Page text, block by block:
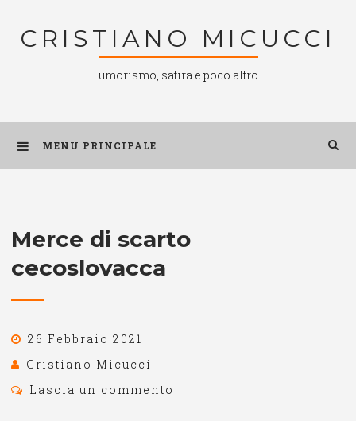
CRISTIANO MICUCCI
umorismo, satira e poco altro
MENU PRINCIPALE
Merce di scarto
cecoslovacca
26 Febbraio 2021
Cristiano Micucci
Lascia un commento